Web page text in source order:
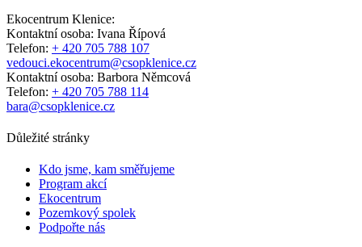
Ekocentrum Klenice:
Kontaktní osoba: Ivana Řípová
Telefon: + 420 705 788 107
vedouci.ekocentrum@csopklenice.cz
Kontaktní osoba: Barbora Němcová
Telefon: + 420 705 788 114
bara@csopklenice.cz
Důležité stránky
Kdo jsme, kam směřujeme
Program akcí
Ekocentrum
Pozemkový spolek
Podpořte nás